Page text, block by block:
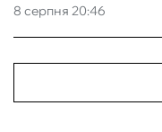
8 серпня 20:46